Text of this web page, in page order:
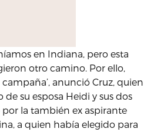
en Indiana, pero esta
otro camino. Por ello,
anunció Cruz, quien
su esposa Heidi y sus dos
por la también ex aspirante
a quien había elegido para